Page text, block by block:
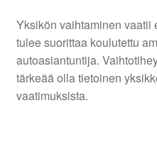
Yksikön vaihtaminen vaatii
tulee suorittaa koulutettu
autoasiantuntija.
tärkeää olla tietoinen
vaatimuksista.